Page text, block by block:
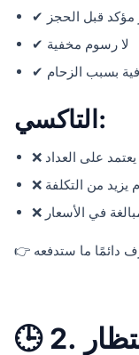
مؤكد قبل الحجز
✔ لا رسوم مخفية
بسبب الزحام
التاكسي:
يعتمد على العداد
يزيد من التكلفة
في الأسعار